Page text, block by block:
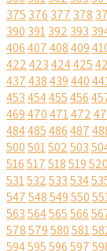
375 376 377 378
390 391392 393
406407408409
422423424425
437438439440
453454455456
469470471472
484485486487
500501502503
516517518519520
531532533534
547548549550
563564565566
578579580581
594595596597